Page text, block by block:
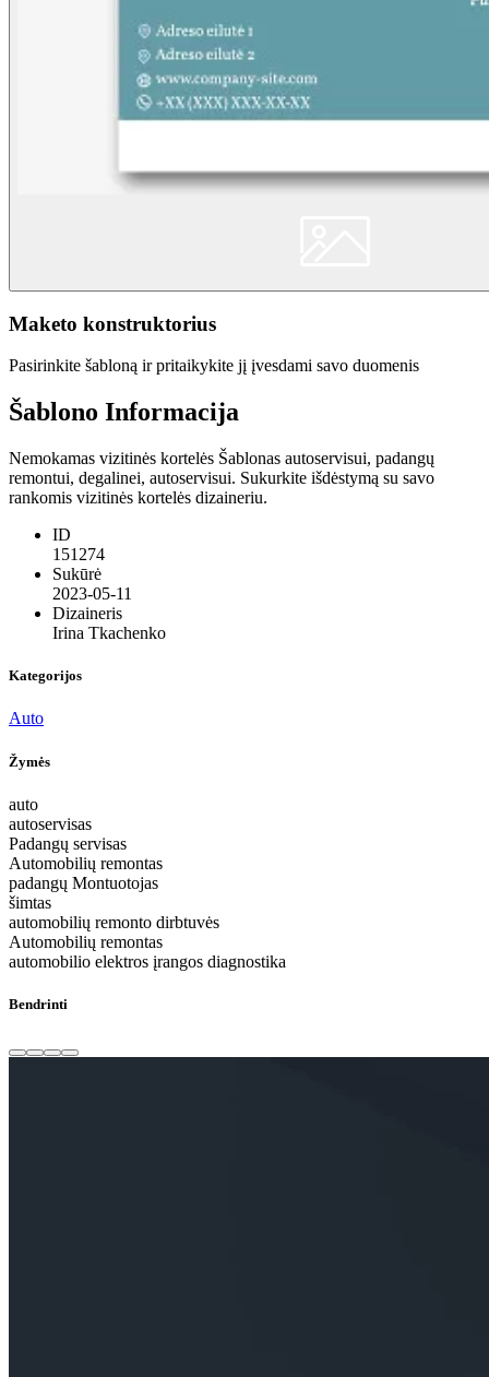
Maketo konstruktorius
Pasirinkite šabloną ir pritaikykite jį įvesdami savo duomenis
Šablono Informacija
Nemokamas vizitinės kortelės Šablonas autoservisui, padangų
remontui, degalinei, autoservisui. Sukurkite išdėstymą su savo
rankomis vizitinės kortelės dizaineriu.
ID
151274
Sukūrė
2023-05-11
Dizaineris
Irina Tkachenko
Kategorijos
Auto
Žymės
auto
autoservisas
Padangų servisas
Automobilių remontas
padangų Montuotojas
šimtas
automobilių remonto dirbtuvės
Automobilių remontas
automobilio elektros įrangos diagnostika
Bendrinti